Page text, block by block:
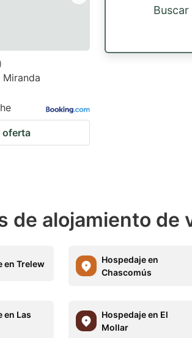
)
oferta
de alojamiento de
en Trelew
Hospedaje en
Chascomús
en Las
Hospedaje en El
Mollar